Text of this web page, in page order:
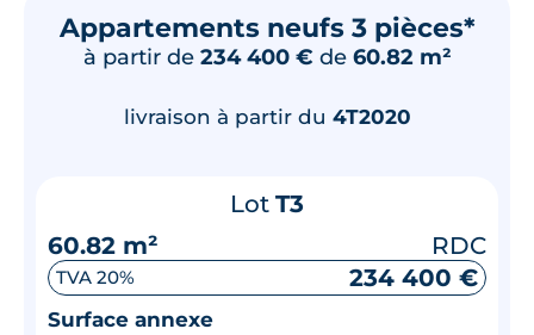
Appartements neufs 3 pièces*
à partir de 234 400 € de 60.82 m²
livraison à partir du 4T2020
Lot T3
60.82 m²
RDC
TVA 20% 234 400 €
Surface annexe